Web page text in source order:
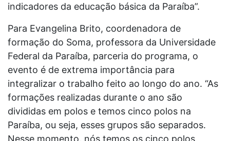
indicadores da educação básica da Paraíba”.
Para Evangelina Brito, coordenadora de
formação do Soma, professora da Universidade
Federal da Paraíba, parceria do programa, o
evento é de extrema importância para
integralizar o trabalho feito ao longo do ano. “As
formações realizadas durante o ano são
divididas em polos e temos cinco polos na
Paraíba, ou seja, esses grupos são separados.
Nesse momento, nós temos os cinco polos